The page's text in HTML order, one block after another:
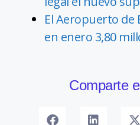
El Aeropuerto de
en enero 3,80
Comparte